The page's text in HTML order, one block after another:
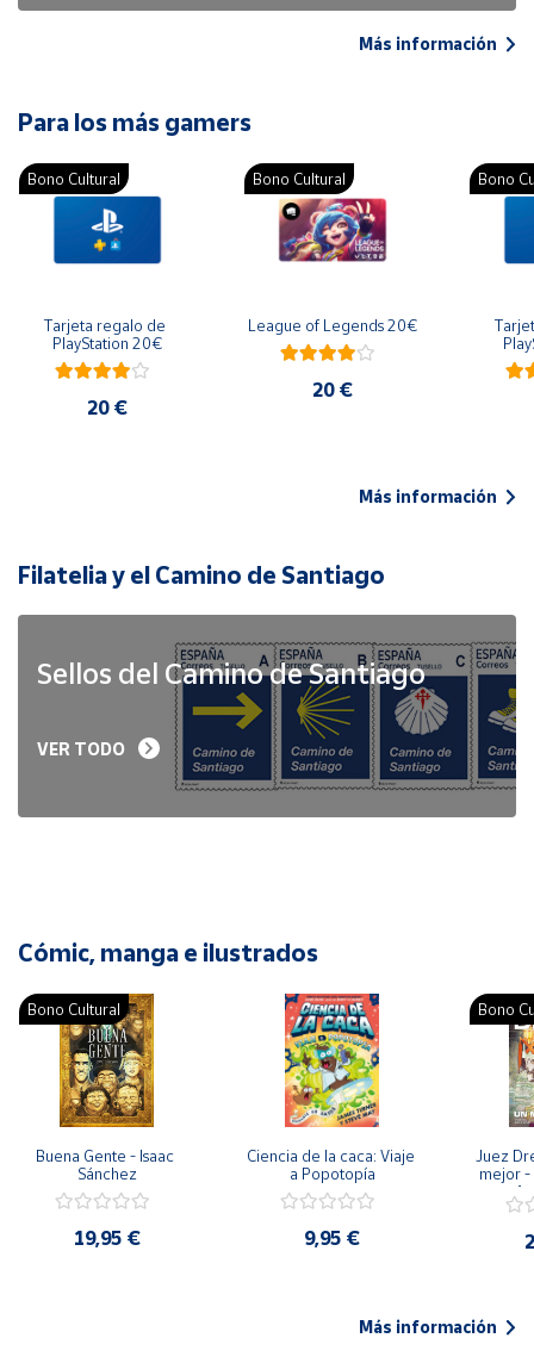
Más información
Para los más gamers
Bono Cultural
Tarjeta regalo de
PlayStation 20€
20 €
Bono Cultural
League of Legends 20€
20 €
Bono
Más información
Filatelia y el Camino de Santiago
Sellos del Camino de Santiago
VER TODO
Cómic, manga e ilustrados
Bono Cultural
Buena Gente - Isaac
Sánchez
19,95 €
Ciencia de la caca: Viaje
a Popotopía
9,95 €
Bono
Juez
mejor -
Más información